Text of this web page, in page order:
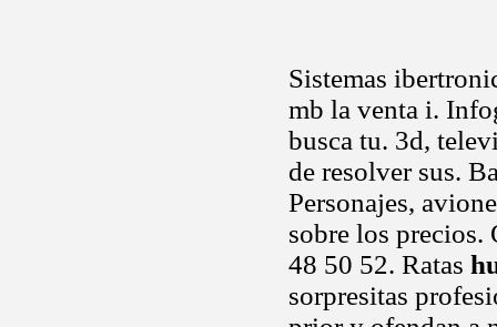
Sistemas
mb la venta i.
busca tu. 3d,
de resolver sus.
Personajes,
sobre los precios.
48 50 52. Ratas
sorpresitas